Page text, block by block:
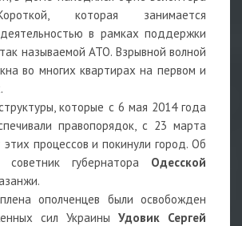
которая занимается
в рамках поддержки
называемой АТО. Взрывной волной
во многих квартирах на первом и
которые с 6 мая 2014 года
правопорядок, с 23 марта
процессов и покинули город. Об
советник губернатора Одесской
ополченцев были освобожден
сил Украины Удовик Сергей